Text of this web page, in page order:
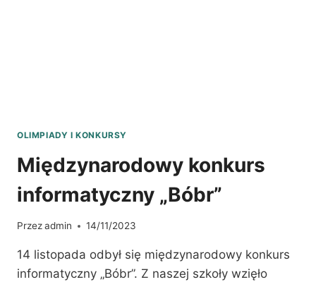
OLIMPIADY I KONKURSY
Międzynarodowy konkurs
informatyczny „Bóbr”
Przezadmin 14/11/2023
14 listopada odbył się międzynarodowy konkurs
informatyczny „Bóbr”. Z naszej szkoły wzięło